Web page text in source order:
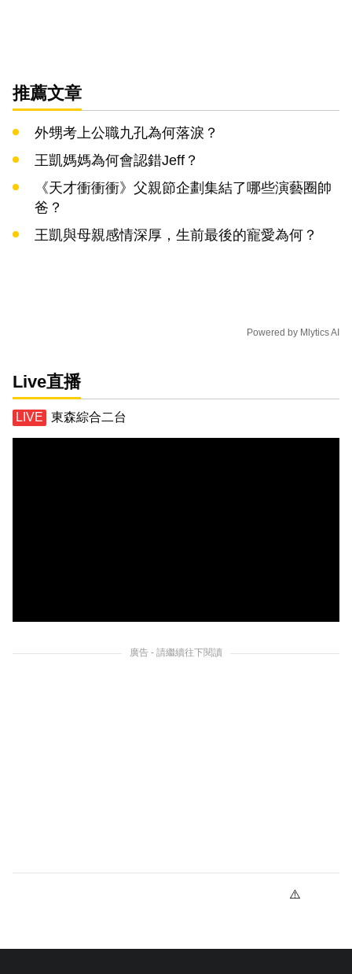
推薦文章
外甥考上公職九孔為何落淚？
王凱媽媽為何會認錯Jeff？
《天才衝衝衝》父親節企劃集結了哪些演藝圈帥
爸？
王凱與母親感情深厚，生前最後的寵愛為何？
Powered by Mlytics AI
Live直播
東森綜合二台
廣告 - 請繼續往下閱讀